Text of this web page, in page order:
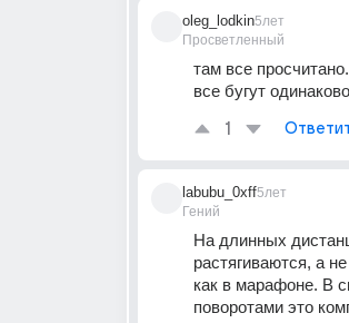
oleg_lodkin
Просветленный
5лет
там все просчитано.
все бугут одинаково
1
labubu_0xff
Гений
5лет
На длинных
растягиваются, а
как в марафоне. В
поворотами это